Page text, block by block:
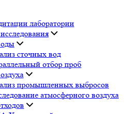
лаборатории
сточных вод
отбор проб
промышленных выбросов
атмосферного воздуха